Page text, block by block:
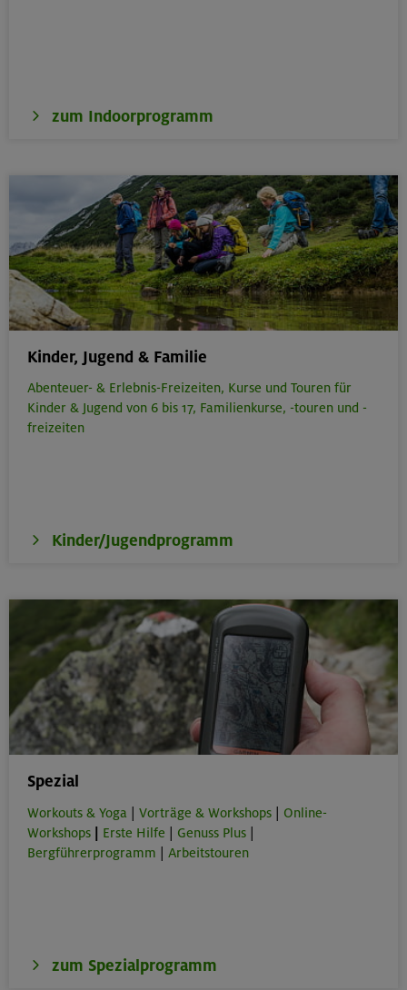
zum Indoorprogramm
Kinder, Jugend & Familie
Abenteuer- & Erlebnis-Freizeiten, Kurse und Touren für
Kinder & Jugend von 6 bis 17, Familienkurse, -touren und -
freizeiten
Kinder/Jugendprogramm
Spezial
Workouts & Yoga Vorträge & Workshops
Online-
Workshops
Erste Hilfe Genuss Plus
Bergführerprogramm
Arbeitstouren
zum Spezialprogramm